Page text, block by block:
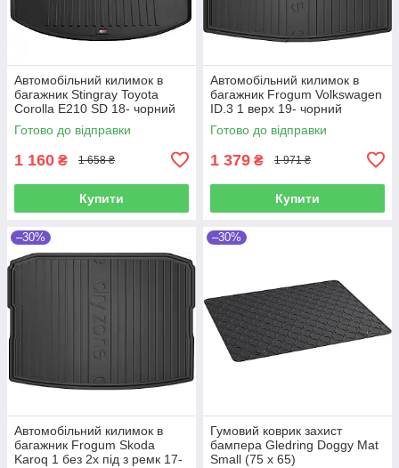
Автомобільний килимок в
багажник Stingray Toyota
Corolla E210 SD 18- чорний
Тойота Королла
Готово до відправки
1 160 ₴ 1 658 ₴
Купити
Автомобільний килимок в
багажник Frogum Volkswagen
ID.3 1 верх 19- чорний
Фольксваген Айди3
Готово до відправки
1 379 ₴ 1 971 ₴
Купити
–30%
Автомобільний килимок в
багажник Frogum Skoda
Karoq 1 без 2х під з ремк 17-
–30%
Гумовий коврик захист
бампера Gledring Doggy Mat
Small (75 x 65)